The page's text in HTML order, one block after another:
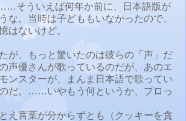
ういえば何年か前に、日本語版が
な。当時は子どももいなかったので、
はないけど。
が、もっと驚いたのは彼らの「声」だ
声優さんが歌っているのだが、あのエ
ンスターが、まんま日本語で歌ってい
だ。……いやもう何というか、プロっ
え言葉が分からずとも（クッキーを貪